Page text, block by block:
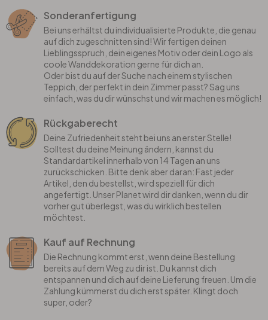
Sonderanfertigung
Bei uns erhältst du individualisierte Produkte, die genau
auf dich zugeschnitten sind! Wir fertigen deinen
Lieblingsspruch, dein eigenes Motiv oder dein Logo als
coole Wanddekoration gerne für dich an.
Oder bist du auf der Suche nach einem stylischen
Teppich, der perfekt in dein Zimmer passt? Sag uns
einfach, was du dir wünschst und wir machen es möglich!
Rückgaberecht
Deine Zufriedenheit steht bei uns an erster Stelle!
Solltest du deine Meinung ändern, kannst du
Standardartikel innerhalb von 14 Tagen an uns
zurückschicken. Bitte denk aber daran: Fast jeder
Artikel, den du bestellst, wird speziell für dich
angefertigt. Unser Planet wird dir danken, wenn du dir
vorher gut überlegst, was du wirklich bestellen
möchtest.
Kauf auf Rechnung
Die Rechnung kommt erst, wenn deine Bestellung
bereits auf dem Weg zu dir ist. Du kannst dich
entspannen und dich auf deine Lieferung freuen. Um die
Zahlung kümmerst du dich erst später. Klingt doch
super, oder?